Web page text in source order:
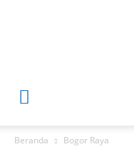
Beranda Bogor Raya